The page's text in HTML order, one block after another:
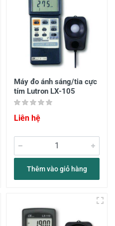
Máy đo ánh sáng/tia cực
tím Lutron LX-105
Liên hệ
Thêm vào giỏ hàng